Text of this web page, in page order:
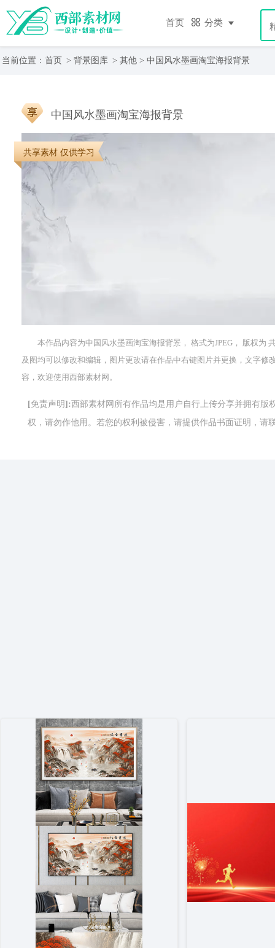
首页 分类
当前位置： 首页 > 背景图库 > 其他 > 中国风水墨画淘宝海报背景
共享素材 仅供学习
中国风水墨画淘宝海报背景
本作品内容为中国风水墨画淘宝海报背景， 格式为JPEG， 版权为
及图均可以修改和编辑，图片更改请在作品中右键图片并更换，文字
容，欢迎使用西部素材网。
[免责声明]:西部素材网所有作品均是用户自行上传分享并拥有
权，请勿作他用。若您的权利被侵害，请提供作品书面证明，请